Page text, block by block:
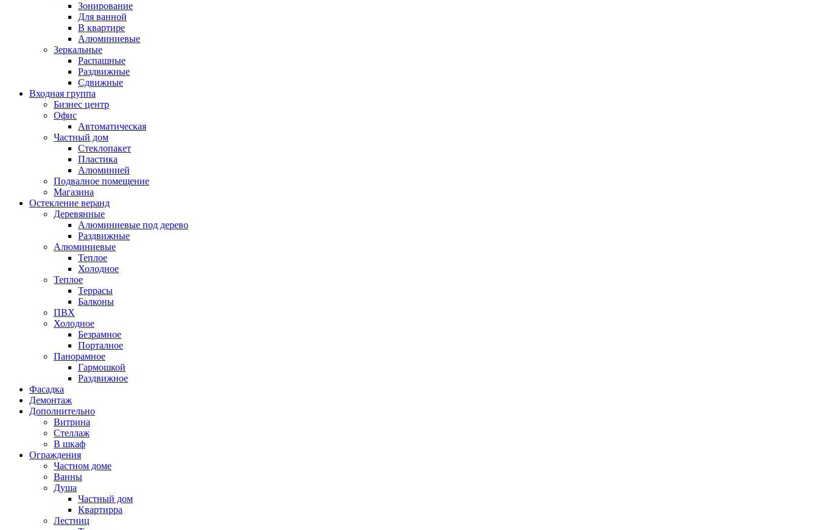
Зонирование
Для ванной
В квартире
Алюминиевые
Зеркальные
Распашные
Раздвижные
Сдвижные
Входная группа
Бизнес центр
Офис
Автоматическая
Частный дом
Стеклопакет
Пластика
Алюминией
Подвалное помещение
Магазина
Остекление веранд
Деревянные
Алюминиевые под дерево
Раздвижные
Алюминиевые
Теплое
Холодное
Теплое
Террасы
Балконы
ПВХ
Холодное
Безрамное
Порталное
Панорамное
Гармошкой
Раздвижное
Фасадка
Демонтаж
Дополнительно
Витрина
Стеллаж
В шкаф
Ограждения
Частном доме
Ванны
Душа
Частный дом
Квартирра
Лестниц